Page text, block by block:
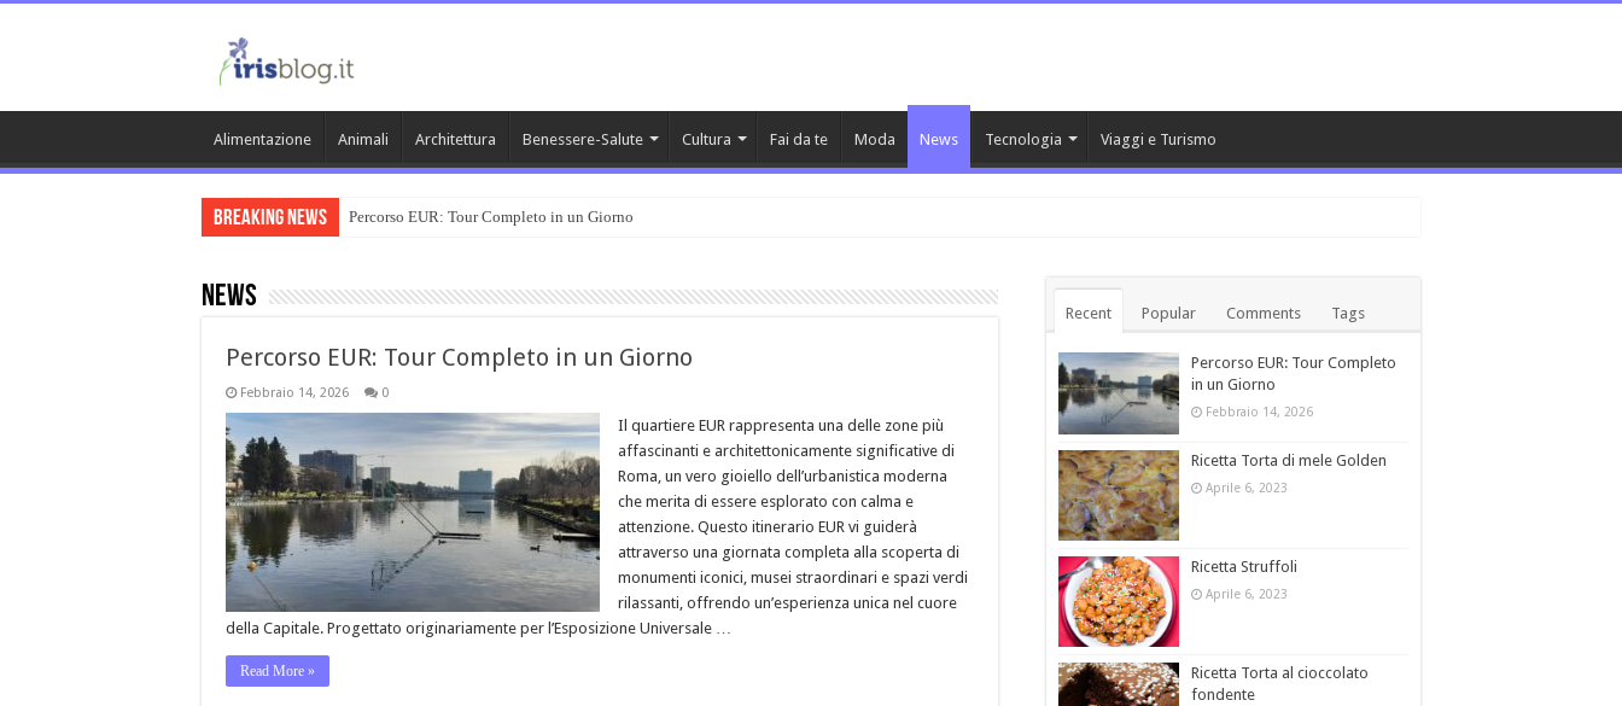
Alimentazione Animali Architettura Benessere-Salute Cultura Fai da te Moda News Tecnologia Viaggi e Turismo
Breaking News Percorso EUR: Tour Completo in un Giorno
News
Percorso EUR: Tour Completo in un Giorno
Febbraio 14, 2026 0
Il quartiere EUR rappresenta una delle zone più
affascinanti e architettonicamente significative di
Roma, un vero gioiello dell’urbanistica moderna
che merita di essere esplorato con calma e
attenzione. Questo itinerario EUR vi guiderà
attraverso una giornata completa alla scoperta di
monumenti iconici, musei straordinari e spazi verdi
rilassanti, offrendo un’esperienza unica nel cuore
della Capitale. Progettato originariamente per l’Esposizione Universale …
Read More »
Recent Popular Comments Tags
Percorso EUR: Tour Completo
in un Giorno
Febbraio 14, 2026
Ricetta Torta di mele Golden
Aprile 6, 2023
Ricetta Struffoli
Aprile 6, 2023
Ricetta Torta al cioccolato
fondente